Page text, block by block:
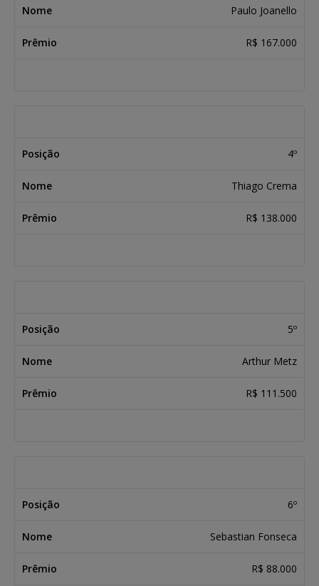
Paulo Joanello
R$ 167.000
4º
Thiago Crema
R$ 138.000
5º
Arthur Metz
R$ 111.500
6º
Sebastian Fonseca
R$ 88.000